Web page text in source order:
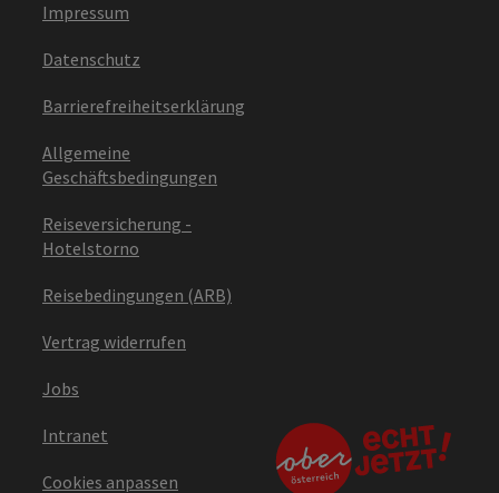
Impressum
Datenschutz
Barrierefreiheitserklärung
Allgemeine
Geschäftsbedingungen
Reiseversicherung -
Hotelstorno
Reisebedingungen (ARB)
Vertrag widerrufen
Jobs
Intranet
Cookies anpassen